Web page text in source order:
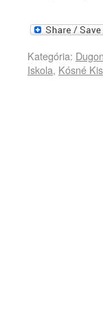
Kategória:
Iskola, Kósné